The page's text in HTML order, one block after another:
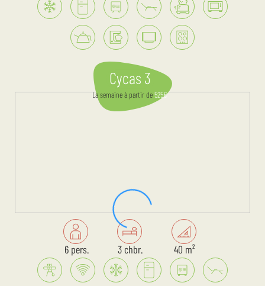
Cycas 3
La semaineà partir de525€
6 pers. 3 chbr. 40 m²